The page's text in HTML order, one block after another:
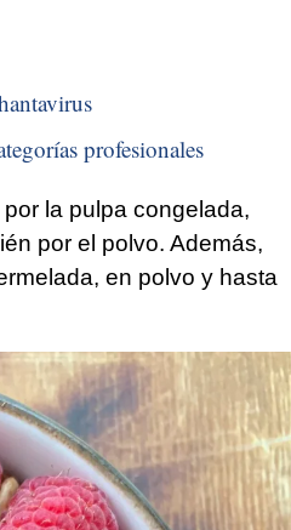
profesionales
la pulpa congelada,
por el polvo. Además,
en polvo y hasta